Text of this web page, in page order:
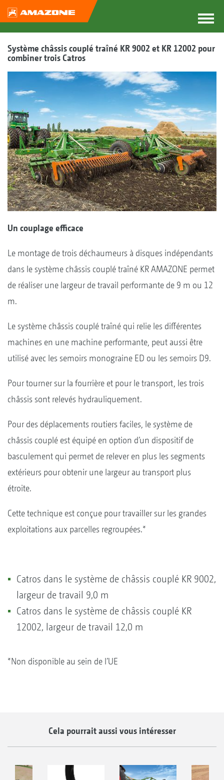
Système châssis couplé traîné KR 9002 et KR 12002 pour
combiner trois Catros
Un couplage efficace
Le montage de trois déchaumeurs à disques indépendants
dans le système châssis couplé traîné KR AMAZONE permet
de réaliser une largeur de travail performante de 9 m ou 12
m.
Le système châssis couplé traîné qui relie les différentes
machines en une machine performante, peut aussi être
utilisé avec les semoirs monograine ED ou les semoirs D9.
Pour tourner sur la fourrière et pour le transport, les trois
châssis sont relevés hydrauliquement.
Pour des déplacements routiers faciles, le système de
châssis couplé est équipé en option d’un dispositif de
basculement qui permet de relever en plus les segments
extérieurs pour obtenir une largeur au transport plus
étroite.
Cette technique est conçue pour travailler sur les grandes
exploitations aux parcelles regroupées.*
Catros dans le système de châssis couplé KR 9002,
largeur de travail 9,0 m
Catros dans le système de châssis couplé KR
12002, largeur de travail 12,0 m
*Non disponible au sein de l’UE
Cela pourrait aussi vous intéresser